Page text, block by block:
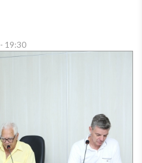
19:30